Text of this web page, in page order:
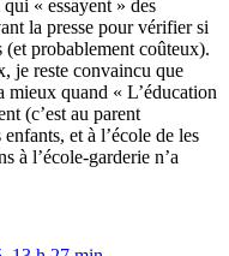
« essayent » des
la presse pour vérifier si
probablement coûteux).
je reste convaincu que
mieux quand « L’éducation
(c’est au parent
et à l’école de les
à l’école-garderie n’a